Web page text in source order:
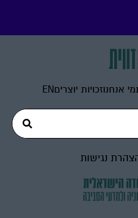
מי אנחנוזכויות יוצריםEN
נגישות